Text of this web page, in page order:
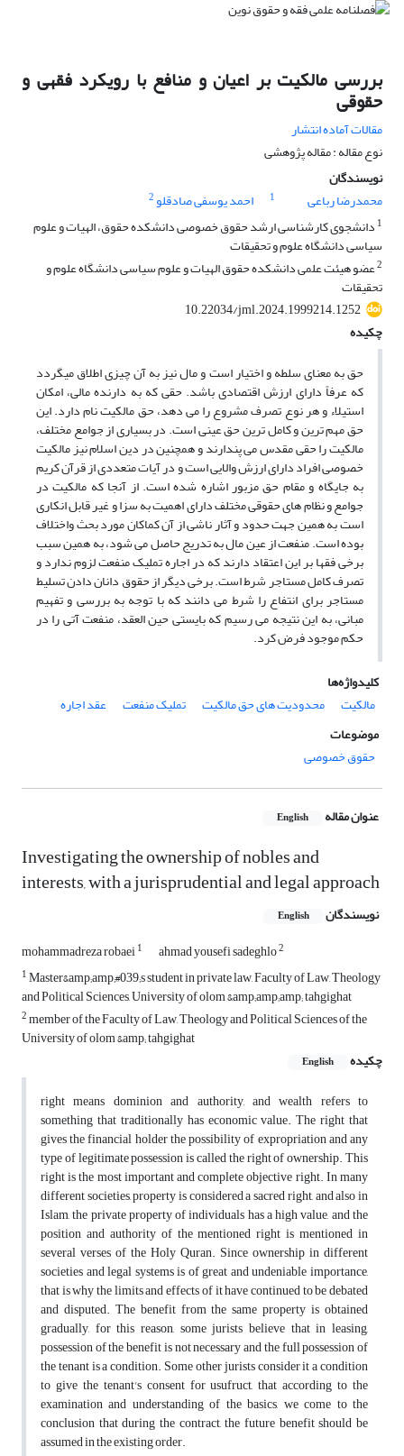
بررسی مالکیت بر اعیان و منافع با رویکرد فقهی و
حقوقی
مقالات آماده انتشار
نوع مقاله : مقاله پژوهشی
نویسندگان
محمدرضا رباعی
1 احمد یوسفی صادقلو2
1 دانشجوی کارشناسی ارشد حقوق خصوصی دانشکده حقوق، الهیات و علوم
سیاسی دانشگاه علوم و تحقیقات
2عضو هیئت علمی دانشکده حقوق الهیات و علوم سیاسی دانشگاه علوم و
تحقیقات
10.22034/jml.2024.1999214.1252
چکیده
حق به معنای سلطه و اختیار است و مال نیز به آن چیزی اطلاق میگردد
که عرفاً دارای ارزش اقتصادی باشد. حقی که به دارنده مالی، امکان
استیلاء و هر نوع تصرف مشروع را می دهد، حق مالکیت نام دارد. این
حق مهم ترین و کامل ترین حق عینی است. در بسیاری از جوامع مختلف،
مالکیت را حقی مقدس می پندارند و همچنین در دین اسلام نیز مالکیت
خصوصی افراد دارای ارزش والایی است و در آیات متعددی از قرآن کریم
به جایگاه و مقام حق مزبور اشاره شده است. از آنجا که مالکیت در
جوامع و نظام های حقوقی مختلف دارای اهمیت به سزا و غیر قابل انکاری
است به همین جهت حدود و آثار ناشی از آن کماکان مورد بحث واختلاف
بوده است. منفعت از عین مال به تدریج حاصل می شود، به همین سبب
برخی فقها بر این اعتقاد دارند که در اجاره تملیک منفعت لزوم ندارد و
تصرف کامل مستاجر شرط است. برخی دیگر از حقوق دانان دادن تسلیط
مستاجر برای انتفاع را شرط می دانند که با توجه به بررسی و تفهیم
مبانی، به این نتیجه می رسیم که بایستی حین العقد، منفعت آتی را در
حکم موجود فرض کرد.
کلیدواژه‌ها
مالکیت
محدودیت های حق مالکیت تملیک منفعت
عقد اجاره
موضوعات
حقوق خصوصی
عنوان مقاله English
Investigating the ownership of nobles and
interests, with a jurisprudential and legal approach
نویسندگان English
mohammadreza robaei1 ahmad yousefi sadeghlo2
1Master&amp;amp;#039;s student in private law, Faculty of Law, Theology
and Political Sciences, University of olom &amp;amp;amp; tahgighat
2member of the Faculty of Law, Theology and Political Sciences of the
University of olom &amp; tahgighat
چکیده
English
right means dominion and authority, and wealth refers to
something that traditionally has economic value. The right that
gives the financial holder the possibility of expropriation and any
type of legitimate possession is called the right of ownership. This
right is the most important and complete objective right. In many
different societies, property is considered a sacred right, and also in
Islam, the private property of individuals has a high value, and the
position and authority of the mentioned right is mentioned in
several verses of the Holy Quran. Since ownership in different
societies and legal systems is of great and undeniable importance,
that is why the limits and effects of it have continued to be debated
and disputed. The benefit from the same property is obtained
gradually, for this reason, some jurists believe that in leasing,
possession of the benefit is not necessary and the full possession of
the tenant is a condition. Some other jurists consider it a condition
to give the tenant's consent for usufruct, that according to the
examination and understanding of the basics, we come to the
conclusion that during the contract, the future benefit should be
assumed in the existing order.